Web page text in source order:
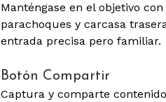
Manténgase en el objetivo
parachoques y carcasa
entrada precisa pero familiar.
Botón Compartir
Captura y comparte